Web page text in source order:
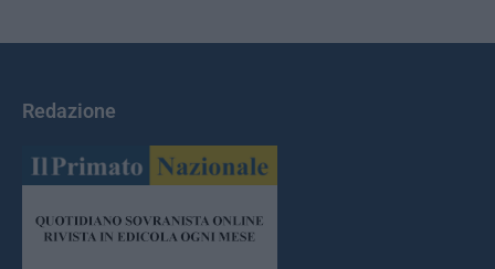
Redazione